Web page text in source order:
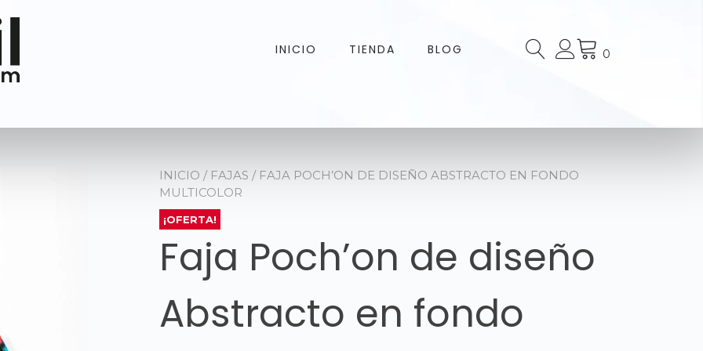
INICIO TIENDA BLOG 0
INICIO / FAJAS / FAJA POCH’ON DE DISEÑO ABSTRACTO EN FONDO
MULTICOLOR
¡OFERTA!
Faja Poch’on de diseño
Abstracto en fondo